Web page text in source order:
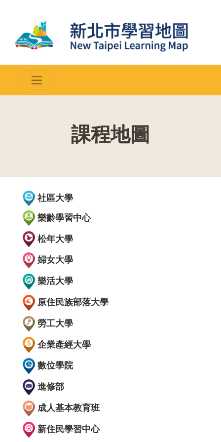
課程地圖
社區大學
樂齡學習中心
松年大學
婦女大學
樂活大學
原住民族部落大學
勞工大學
企業產經大學
數位學院
進修部
成人基本教育班
新住民學習中心